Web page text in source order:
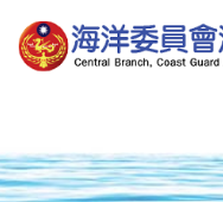
到
主
要
to
main
content